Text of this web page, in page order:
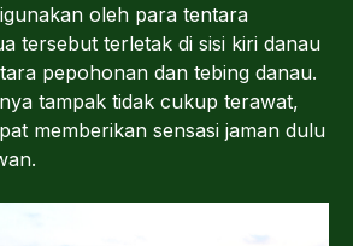
oleh para tentara
tersebut terletak di sisi kiri danau
pepohonan dan tebing danau.
tampak tidak cukup terawat,
memberikan sensasi jaman dulu